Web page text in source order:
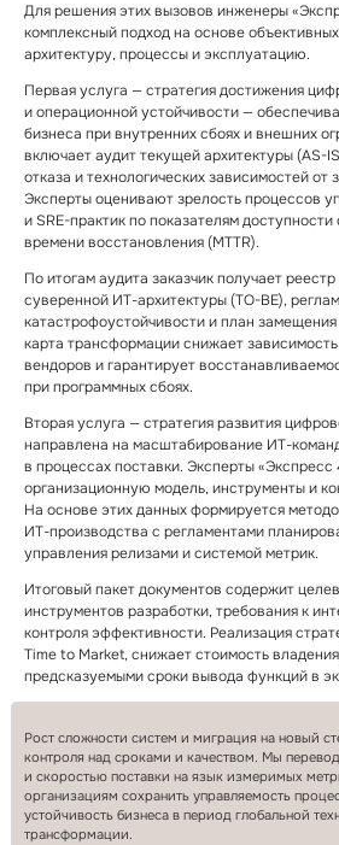
Для решения этих вызовов инженеры
комплексный подход на основе
архитектуру, процессы и эксплуатацию.
Первая услуга — стратегия достижения
и операционной устойчивости —
бизнеса при внутренних сбоях и внешних
включает аудит текущей архитектуры (AS⁠-⁠
отказа и технологических зависимостей от
Эксперты оценивают зрелость процессов
и SRE⁠-⁠практик по показателям
времени восстановления (MTTR).
По итогам аудита заказчик получает
суверенной ИТ⁠-⁠архитектуры (TO⁠-⁠BE),
катастрофоустойчивости и план
карта трансформации снижает
вендоров и гарантирует
при программных сбоях.
Вторая услуга — стратегия развития
направлена на масштабирование ИТ⁠-⁠
в процессах поставки. Эксперты
организационную модель, инструменты и
На основе этих данных формируется
ИТ⁠-⁠производства с регламентами
управления релизами и системой метрик.
Итоговый пакет документов содержит
инструментов разработки, требования к
контроля эффективности. Реализация
Time to Market, снижает стоимость
предсказуемыми сроки вывода функций в
Рост сложности систем и миграция на новый
контроля над сроками и качеством. Мы
и скоростью поставки на язык измеримых
организациям сохранить управляемость
устойчивость бизнеса в период глобальной
трансформации.